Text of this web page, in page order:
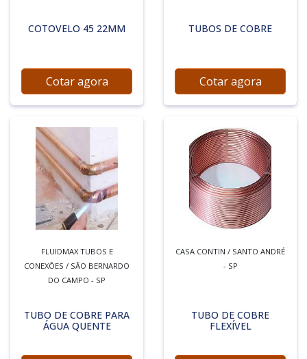
COTOVELO 45 22MM
Cotar agora
TUBOS DE COBRE
Cotar agora
FLUIDMAX TUBOS E
CONEXÕES / SÃO BERNARDO
DO CAMPO - SP
TUBO DE COBRE PARA
ÁGUA QUENTE
CASA CONTIN / SANTO ANDRÉ
- SP
TUBO DE COBRE
FLEXÍVEL